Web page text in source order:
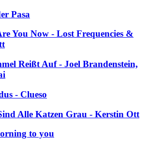
Pasa
You Now - Lost Frequencies &
Reißt Auf - Joel Brandenstein,
- Clueso
Alle Katzen Grau - Kerstin Ott
to you